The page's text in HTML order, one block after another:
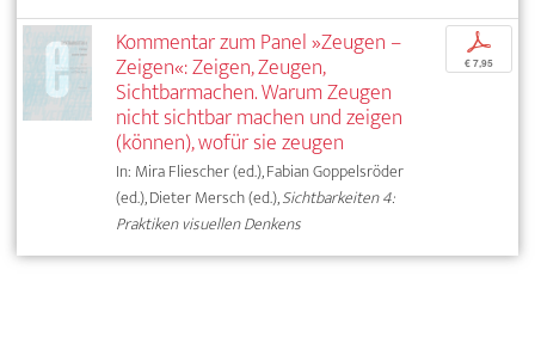
Kommentar zum Panel »Zeugen –
Zeigen«: Zeigen, Zeugen,
Sichtbarmachen. Warum Zeugen
nicht sichtbar machen und zeigen
(können), wofür sie zeugen
In: Mira Fliescher (ed.), Fabian Goppelsröder
(ed.), Dieter Mersch (ed.),Sichtbarkeiten 4:
Praktiken visuellen Denkens
p
€ 7,95